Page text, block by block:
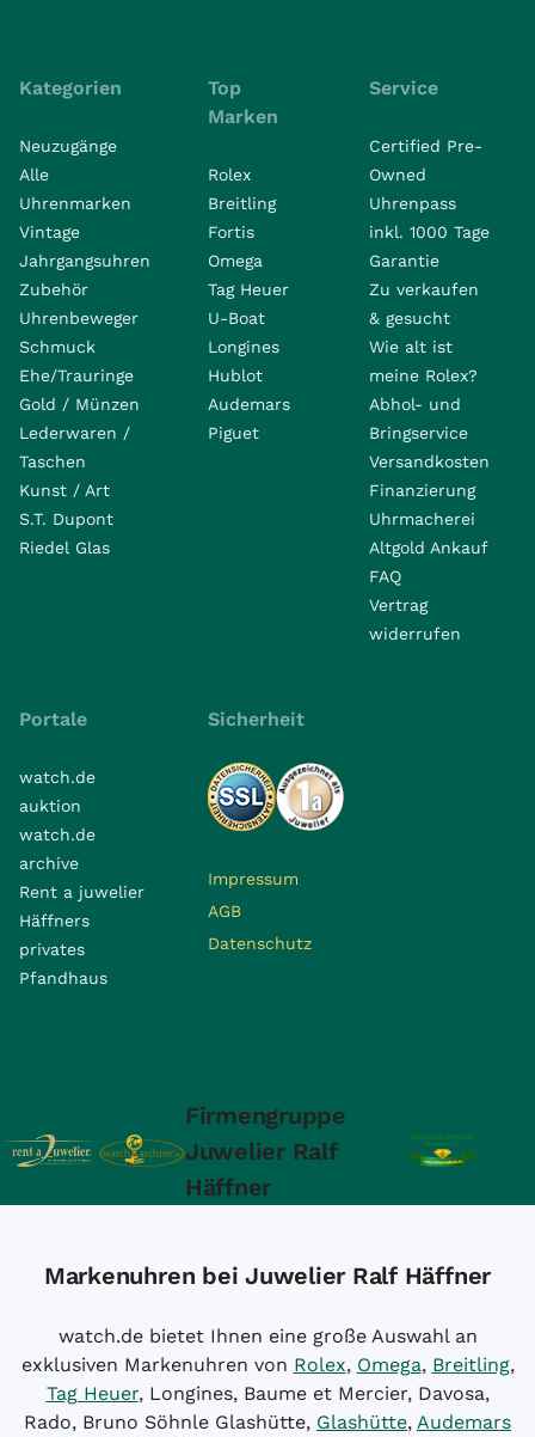
Kategorien
Neuzugänge
Alle
Uhrenmarken
Vintage
Jahrgangsuhren
Zubehör
Uhrenbeweger
Schmuck
Ehe/Trauringe
Gold / Münzen
Lederwaren /
Taschen
Kunst / Art
S.T. Dupont
Riedel Glas
Top
Marken
Rolex
Breitling
Fortis
Omega
Tag Heuer
U-Boat
Longines
Hublot
Audemars
Piguet
Service
Certified Pre-
Owned
Uhrenpass
inkl. 1000 Tage
Garantie
Zu verkaufen
& gesucht
Wie alt ist
meine Rolex?
Abhol- und
Bringservice
Versandkosten
Finanzierung
Uhrmacherei
Altgold Ankauf
FAQ
Vertrag
widerrufen
Portale
watch.de
auktion
watch.de
archive
Rent a juwelier
Häffners
privates
Pfandhaus
Sicherheit
Impressum
AGB
Datenschutz
Firmengruppe
Juwelier Ralf
Häffner
Markenuhren bei Juwelier Ralf Häffner
watch.de bietet Ihnen eine große Auswahl an
exklusiven Markenuhren von Rolex, Omega, Breitling,
Tag Heuer, Longines, Baume et Mercier, Davosa,
Rado, Bruno Söhnle Glashütte, Glashütte, Audemars